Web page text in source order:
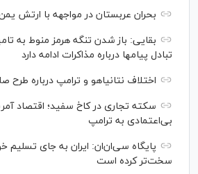
بحران عربستان در مواجهه با ارتش
بقایی: باز شدن تنگه هرمز منوط به
تبادل پیام‎ها درباره مذاکرات ادامه دارد
اختلاف نتانیاهو و ترامپ درباره طرح
سکته تجاری در کاخ سفید؛ اقتصاد
بی‌اعتمادی به ترامپ
پایگاه سی‌ان‌ان: ایران به جای تسلیم
سخت‎‌تر کرده است